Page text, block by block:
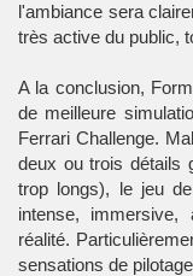
l'ambiance sera
très active du public,
A la conclusion,
de meilleure
Ferrari Challenge.
deux ou trois détails
trop longs), le jeu
intense,
réalité.
sensations de